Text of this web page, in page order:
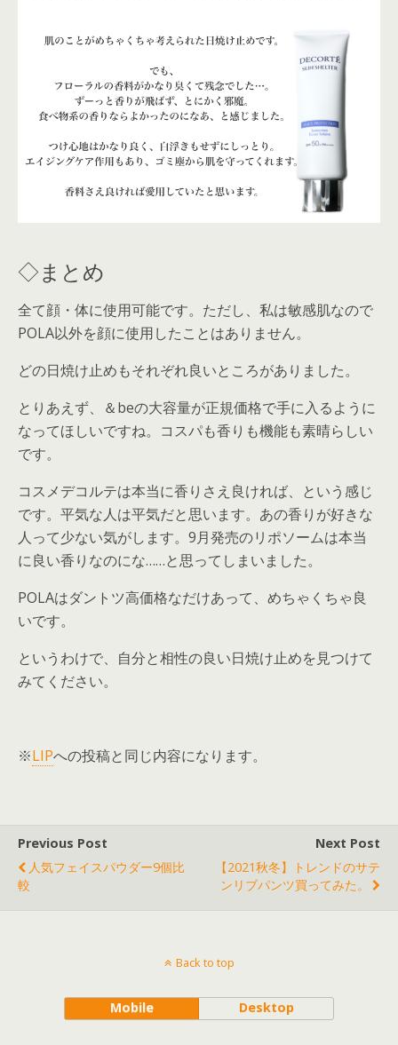
◇まとめ
全て顔・体に使用可能です。ただし、私は敏感肌なので
POLA以外を顔に使用したことはありません。
どの日焼け止めもそれぞれ良いところがありました。
とりあえず、＆beの大容量が正規価格で手に入るように
なってほしいですね。コスパも香りも機能も素晴らしい
です。
コスメデコルテは本当に香りさえ良ければ、という感じ
です。平気な人は平気だと思います。あの香りが好きな
人って少ない気がします。9月発売のリポソームは本当
に良い香りなのにな……と思ってしまいました。
POLAはダントツ高価格なだけあって、めちゃくちゃ良
いです。
というわけで、自分と相性の良い日焼け止めを見つけて
みてください。
※LIPへの投稿と同じ内容になります。
Previous Post
人気フェイスパウダー9個比
較
Next Post
【2021秋冬】トレンドのサテ
ンリブパンツ買ってみた。
Back to top
Mobile Desktop